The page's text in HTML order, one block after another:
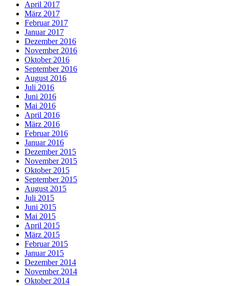
April 2017
März 2017
Februar 2017
Januar 2017
Dezember 2016
November 2016
Oktober 2016
September 2016
August 2016
Juli 2016
Juni 2016
Mai 2016
April 2016
März 2016
Februar 2016
Januar 2016
Dezember 2015
November 2015
Oktober 2015
September 2015
August 2015
Juli 2015
Juni 2015
Mai 2015
April 2015
März 2015
Februar 2015
Januar 2015
Dezember 2014
November 2014
Oktober 2014